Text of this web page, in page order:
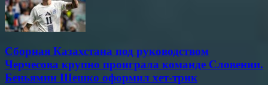
Сборная Казахстана под руководством
Черчесова крупно проиграла команде Словении.
Беньямин Шешко оформил хет-трик